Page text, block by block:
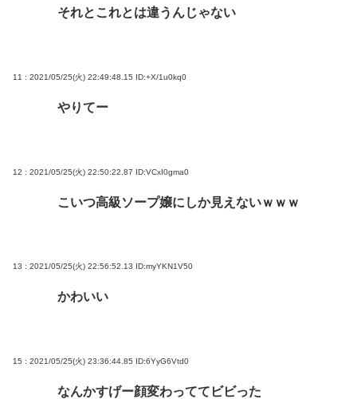
それとこれとは違うんじゃない
11 : 2021/05/25(火) 22:49:48.15 ID:+X/1u0kq0
やりてー
12 : 2021/05/25(火) 22:50:22.87 ID:VCxI0gma0
こいつ高級ソープ嬢にしか見えないｗｗｗ
13 : 2021/05/25(火) 22:56:52.13 ID:myYKN1V50
かわいい
15 : 2021/05/25(火) 23:36:44.85 ID:6YyG6Vtd0
なんかすげー顔変わっててビビった